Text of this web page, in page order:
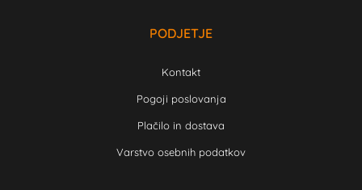
PODJETJE
Kontakt
Pogoji poslovanja
Plačilo in dostava
Varstvo osebnih podatkov